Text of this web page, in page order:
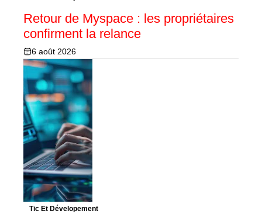
Retour de Myspace : les propriétaires
confirment la relance
6 août 2026
Tic Et Dévelopement